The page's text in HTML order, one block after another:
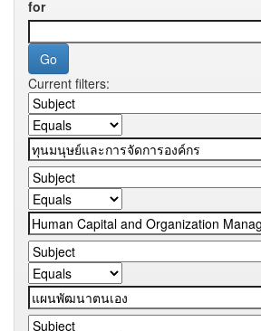
for
Current filters: